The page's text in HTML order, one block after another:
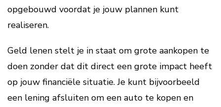
opgebouwd voordat je jouw plannen kunt
realiseren.
Geld lenen stelt je in staat om grote aankopen te
doen zonder dat dit direct een grote impact heeft
op jouw financiële situatie. Je kunt bijvoorbeeld
een lening afsluiten om een auto te kopen en